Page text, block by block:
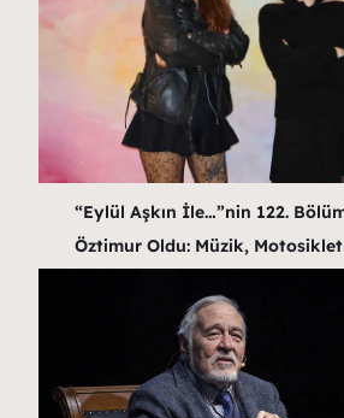
“Eylül Aşkın İle…”nin 122.
Öztimur Oldu: Müzik,